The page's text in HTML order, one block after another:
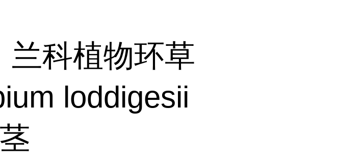
兰科植物环草
loddigesii